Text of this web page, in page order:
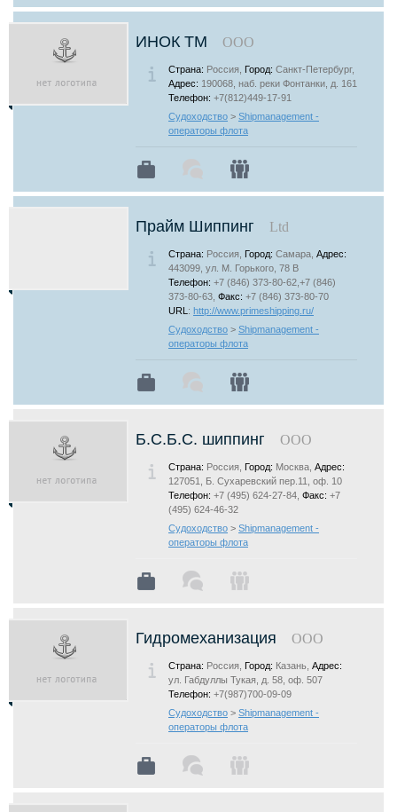
ИНОК ТМ ООО
Страна: Россия, Город: Санкт-Петербург,
Адрес: 190068, наб. реки Фонтанки, д. 161
Телефон: +7(812)449-17-91
Судоходство > Shipmanagement -
операторы флота
Прайм Шиппинг Ltd
Страна: Россия, Город: Самара, Адрес:
443099, ул. М. Горького, 78 В
Телефон: +7 (846) 373-80-62,+7 (846)
373-80-63, Факс: +7 (846) 373-80-70
URL : http://www.primeshipping.ru/
Судоходство > Shipmanagement -
операторы флота
Б.С.Б.С. шиппинг ООО
Страна: Россия, Город: Москва, Адрес:
127051, Б. Сухаревский пер.11, оф. 10
Телефон: +7 (495) 624-27-84, Факс: +7
(495) 624-46-32
Судоходство > Shipmanagement -
операторы флота
Гидромеханизация ООО
Страна: Россия, Город: Казань, Адрес:
ул. Габдуллы Тукая, д. 58, оф. 507
Телефон: +7(987)700-09-09
Судоходство > Shipmanagement -
операторы флота